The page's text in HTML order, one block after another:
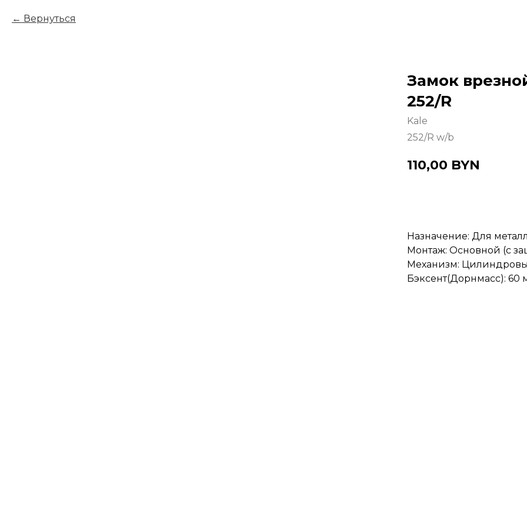
Вернуться
Замок
252/R
Kale
252/R w/b
110,00 BYN
Назначение: Для
Монтаж: Основной (с
Механизм:
Бэксент(Дорнмасс): 60